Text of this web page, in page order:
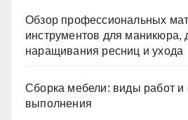
Обзор профессиональных
инструментов для маникюра,
наращивания ресниц и ухода
Сборка мебели: виды работ и
выполнения